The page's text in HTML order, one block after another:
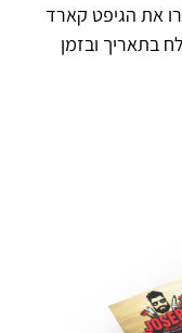
את הגיפט קארד
בתאריך ובזמן